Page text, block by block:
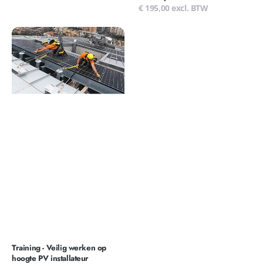
prijs
€ 195,00 excl. BTW
Training
-
Veilig
werken
op
hoogte
Training - Veilig werken op
hoogte PV installateur